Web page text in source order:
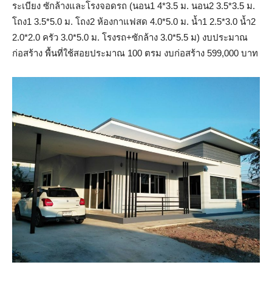
ระเบียง ซักล้างและโรงจอดรถ (นอน1 4*3.5 ม. นอน2 3.5*3.5 ม.
โถง1 3.5*5.0 ม. โถง2 ห้องกาแฟสด 4.0*5.0 ม. น้ำ1 2.5*3.0 น้ำ2
2.0*2.0 ครัว 3.0*5.0 ม. โรงรถ+ซักล้าง 3.0*5.5 ม) งบประมาณ
ก่อสร้าง พื้นที่ใช้สอยประมาณ 100 ตรม งบก่อสร้าง 599,000 บาท